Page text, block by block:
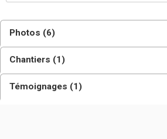
Photos (6)
Chantiers (1)
Témoignages (1)